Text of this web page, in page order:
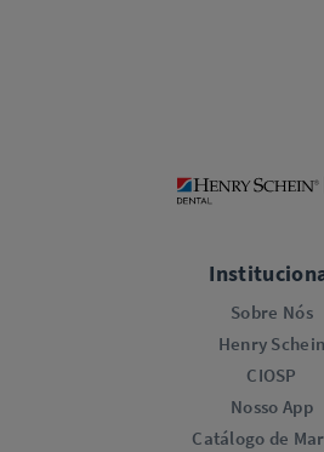
Sobre Nós
Henry Schein
CIOSP
Nosso App
Catálogo de